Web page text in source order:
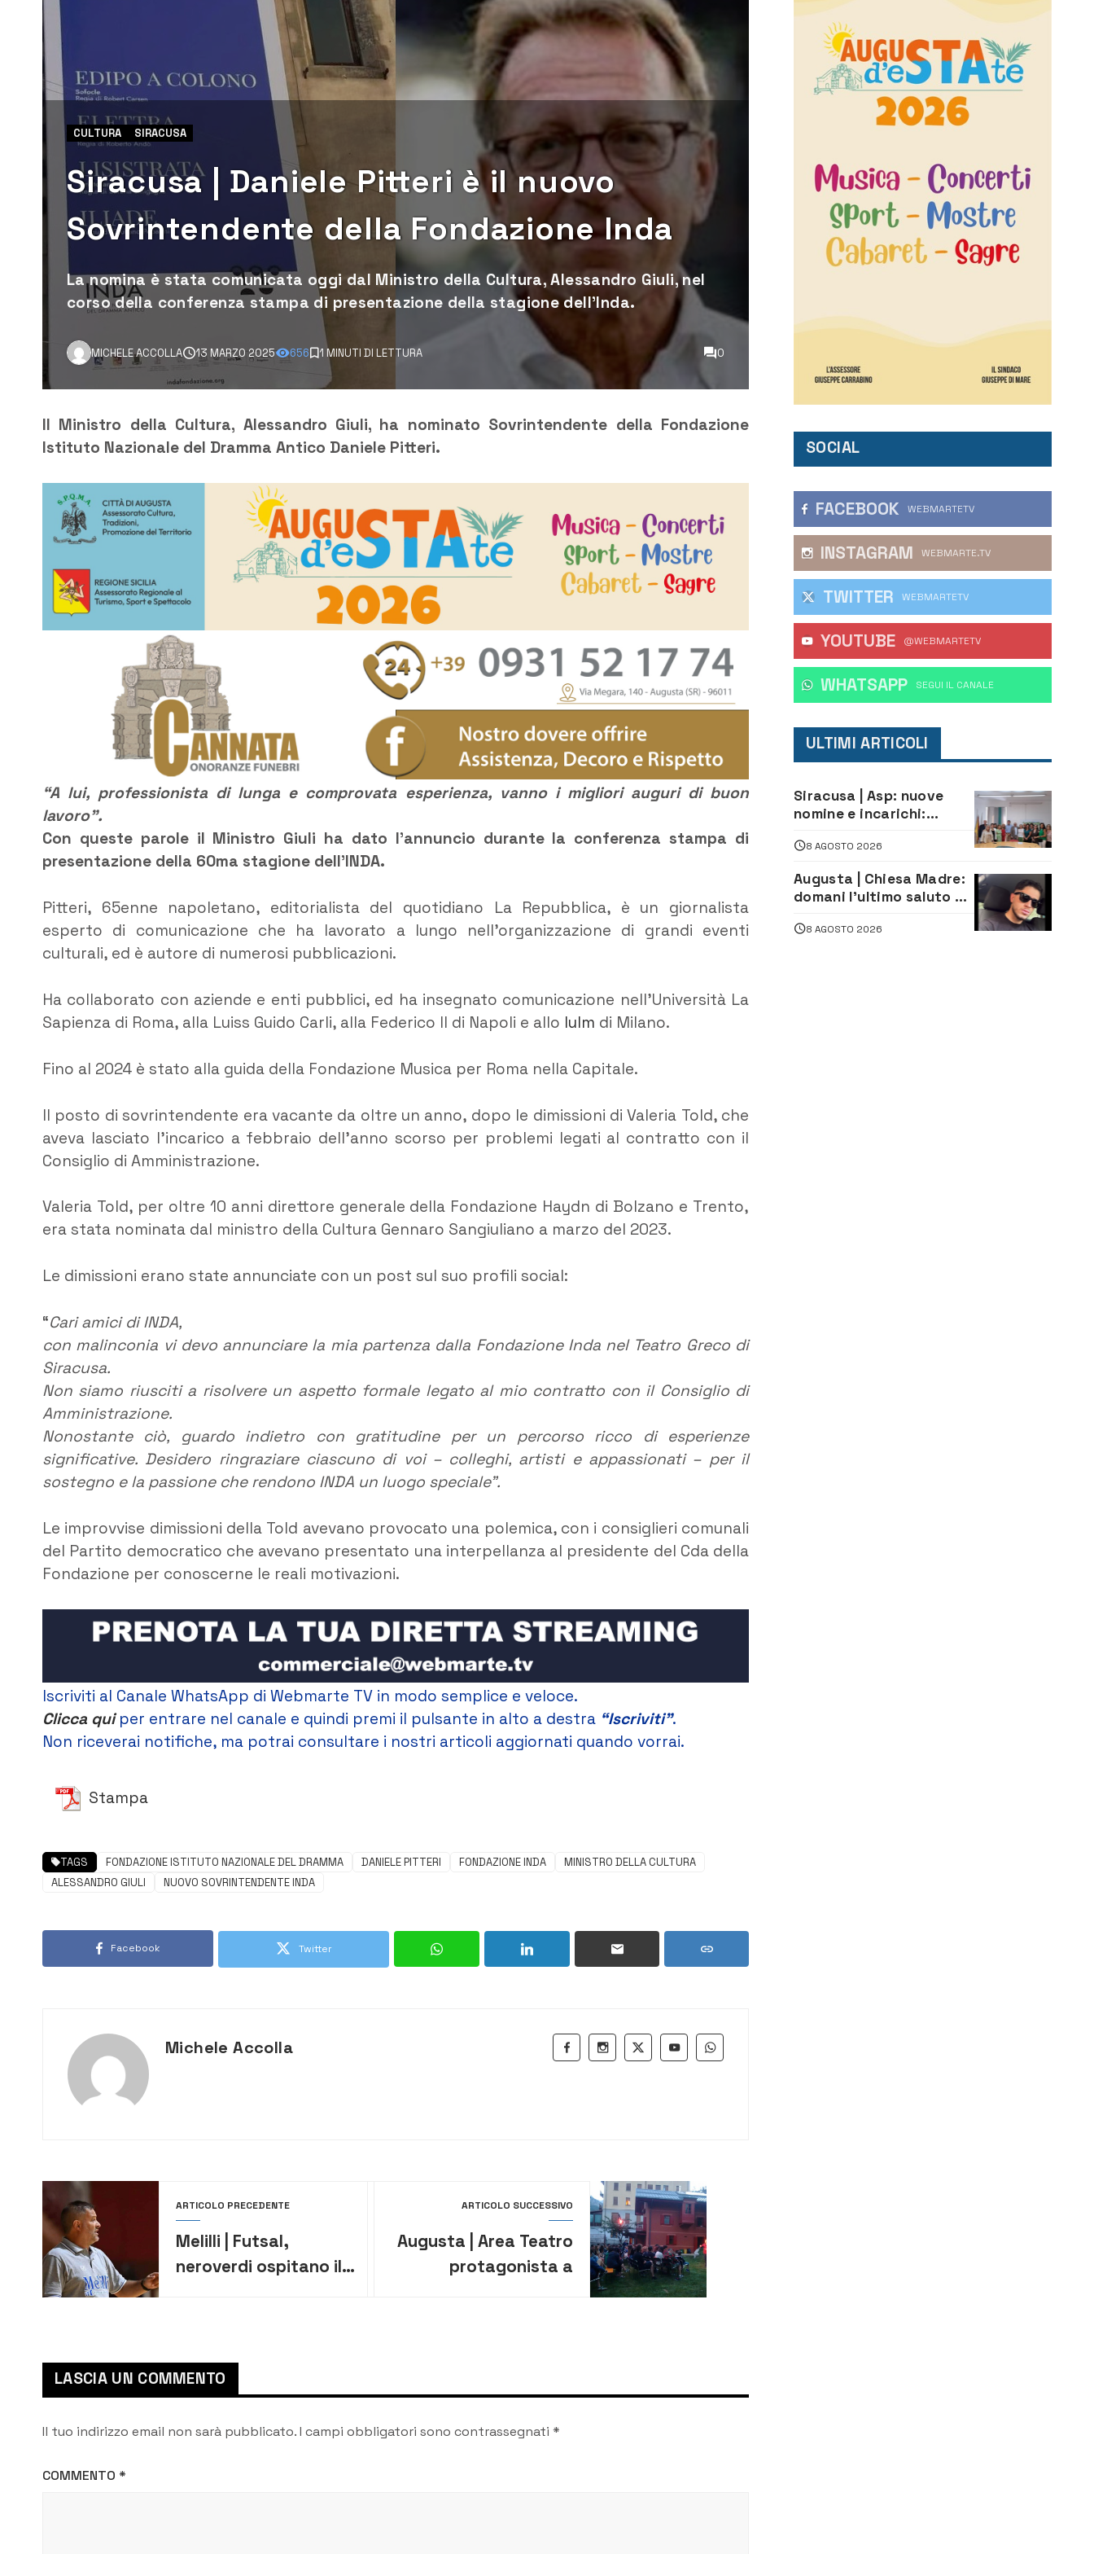
CULTURA SIRACUSA
Siracusa | Daniele Pitteri è il nuovo
Sovrintendente della Fondazione Inda
La nomina è stata comunicata oggi dal Ministro della Cultura, Alessandro Giuli, nel
corso della conferenza stampa di presentazione della stagione dell’Inda.
MICHELE ACCOLLA 13 MARZO 2025 656 1 MINUTI DI LETTURA 0
Il Ministro della Cultura, Alessandro Giuli, ha nominato Sovrintendente della Fondazione
Istituto Nazionale del Dramma Antico Daniele Pitteri.
“A lui, professionista di lunga e comprovata esperienza, vanno i migliori auguri di buon
lavoro”.
Con queste parole il Ministro Giuli ha dato l’annuncio durante la conferenza stampa di
presentazione della 60ma stagione dell’INDA.
Pitteri, 65enne napoletano, editorialista del quotidiano La Repubblica, è un giornalista
esperto di comunicazione che ha lavorato a lungo nell’organizzazione di grandi eventi
culturali, ed è autore di numerosi pubblicazioni.
Ha collaborato con aziende e enti pubblici, ed ha insegnato comunicazione nell’Università La
Sapienza di Roma, alla Luiss Guido Carli, alla Federico II di Napoli e allo Iulm di Milano.
Fino al 2024 è stato alla guida della Fondazione Musica per Roma nella Capitale.
Il posto di sovrintendente era vacante da oltre un anno, dopo le dimissioni di Valeria Told, che
aveva lasciato l’incarico a febbraio dell’anno scorso per problemi legati al contratto con il
Consiglio di Amministrazione.
Valeria Told, per oltre 10 anni direttore generale della Fondazione Haydn di Bolzano e Trento,
era stata nominata dal ministro della Cultura Gennaro Sangiuliano a marzo del 2023.
Le dimissioni erano state annunciate con un post sul suo profili social:
“Cari amici di INDA,
con malinconia vi devo annunciare la mia partenza dalla Fondazione Inda nel Teatro Greco di
Siracusa.
Non siamo riusciti a risolvere un aspetto formale legato al mio contratto con il Consiglio di
Amministrazione.
Nonostante ciò, guardo indietro con gratitudine per un percorso ricco di esperienze
significative. Desidero ringraziare ciascuno di voi – colleghi, artisti e appassionati – per il
sostegno e la passione che rendono INDA un luogo speciale”.
Le improvvise dimissioni della Told avevano provocato una polemica, con i consiglieri comunali
del Partito democratico che avevano presentato una interpellanza al presidente del Cda della
Fondazione per conoscerne le reali motivazioni.
Iscriviti al Canale WhatsApp di Webmarte TV in modo semplice e veloce.
Clicca quiper entrare nel canale e quindi premi il pulsante in alto a destra “Iscriviti”.
Non riceverai notifiche, ma potrai consultare i nostri articoli aggiornati quando vorrai.
Stampa
TAGS FONDAZIONE ISTITUTO NAZIONALE DEL DRAMMA DANIELE PITTERI FONDAZIONE INDA
MINISTRO DELLA CULTURA
ALESSANDRO GIULI
NUOVO SOVRINTENDENTE INDA
Facebook Twitter
Michele Accolla
ARTICOLO PRECEDENTE
Melilli | Futsal,
neroverdi ospitano il
ARTICOLO SUCCESSIVO
Augusta | Area Teatro
protagonista a
LASCIA UN COMMENTO
Il tuo indirizzo email non sarà pubblicato.I campi obbligatori sono contrassegnati *
COMMENTO *
SOCIAL
FACEBOOK WEBMARTETV
INSTAGRAM WEBMARTE.TV
TWITTER WEBMARTETV
YOUTUBE @WEBMARTETV
WHATSAPP ‎SEGUI IL CANALE
ULTIMI ARTICOLI
Siracusa | Asp: nuove
nomine e incarichi:
di Sanità pubblica,
Matteliano al Servizio
Legale
8 AGOSTO 2026
Augusta | Chiesa Madre:
domani l’ultimo saluto ad
morto in un incidente
8 AGOSTO 2026